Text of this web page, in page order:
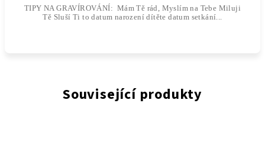
TIPY NA GRAVÍROVÁNÍ: Mám Tě rád, Myslím na Tebe Miluji
Tě Sluší Ti to datum narození dítěte datum setkání...
Související produkty